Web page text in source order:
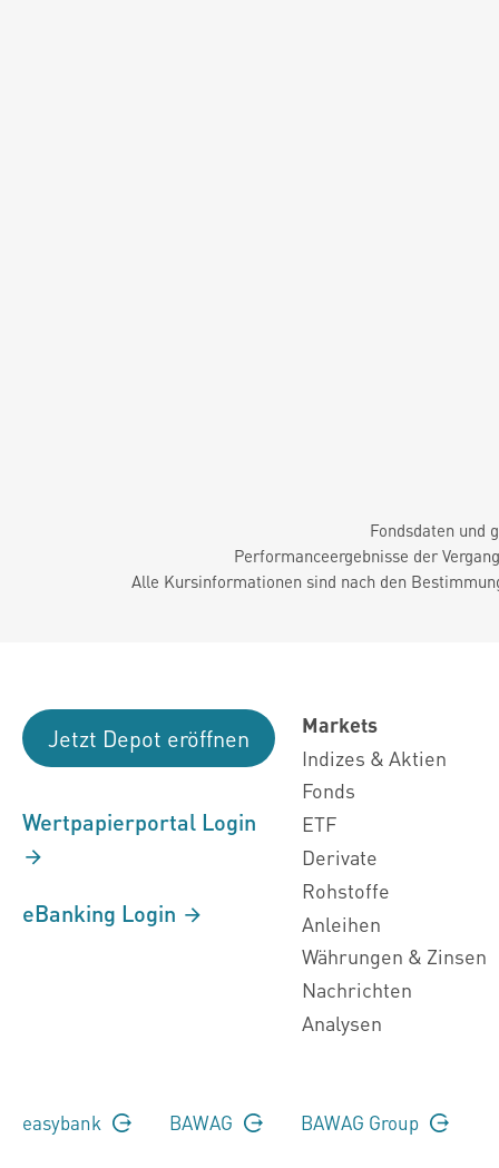
Fondsdaten und
Performanceergebnisse der
Alle Kursinformationen sind nach den
Jetzt Depot eröffnen
Wertpapierportal Login
eBanking Login
Markets
Indizes & Aktien
Fonds
ETF
Derivate
Rohstoffe
Anleihen
Währungen & Zinsen
Nachrichten
Analysen
easybank BAWAG BAWAG Group